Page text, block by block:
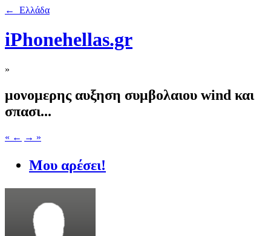
← Ελλάδα
iPhonehellas.gr
»
μονομερης αυξηση συμβολαιου wind και
σπασι...
« ← → »
Μου αρέσει!